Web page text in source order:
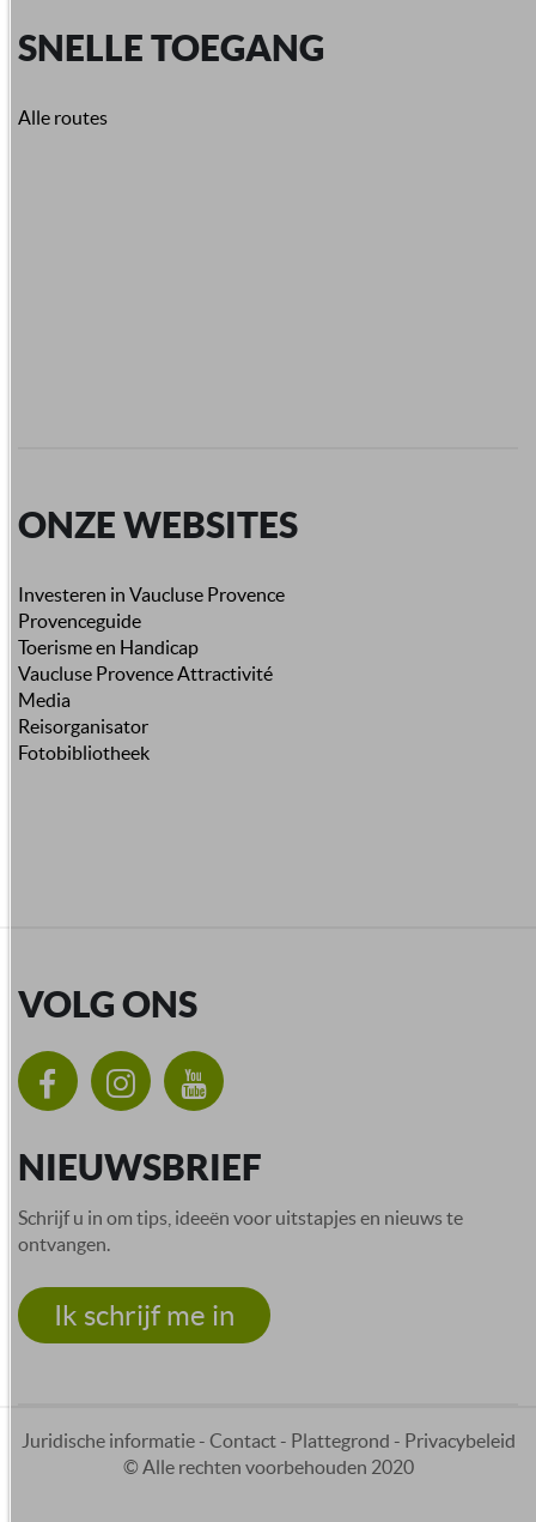
SNELLE TOEGANG
Alle routes
ONZE WEBSITES
Investeren in Vaucluse Provence
Provenceguide
Toerisme en Handicap
Vaucluse Provence Attractivité
Media
Reisorganisator
Fotobibliotheek
VOLG ONS
NIEUWSBRIEF
Schrijf u in om tips, ideeën voor uitstapjes en nieuws te
ontvangen.
Ik schrijf me in
Juridische informatie - Contact - Plattegrond - Privacybeleid
© Alle rechten voorbehouden 2020